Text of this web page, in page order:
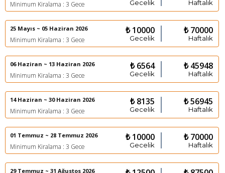
Minimum Kiralama : 3 Gece Gecelik Haftalık
25 Mayıs ~ 05 Haziran 2026
Minimum Kiralama : 3 Gece
₺ 10000
Gecelik
₺ 70000
Haftalık
06 Haziran ~ 13 Haziran 2026
Minimum Kiralama : 3 Gece
₺ 6564
Gecelik
₺ 45948
Haftalık
14 Haziran ~ 30 Haziran 2026
Minimum Kiralama : 3 Gece
₺ 8135
Gecelik
₺ 56945
Haftalık
01 Temmuz ~ 28 Temmuz 2026
Minimum Kiralama : 3 Gece
₺ 10000
Gecelik
₺ 70000
Haftalık
29 Temmuz ~ 31 Ağustos 2026